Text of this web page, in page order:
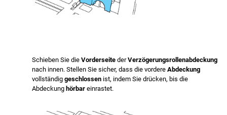
Schieben Sie dieVorderseitederVerzögerungsrollenabdeckung
nach innen. Stellen Sie sicher, dass die vordereAbdeckung
vollständiggeschlossen ist, indem Sie drücken, bis die
Abdeckunghörbareinrastet.